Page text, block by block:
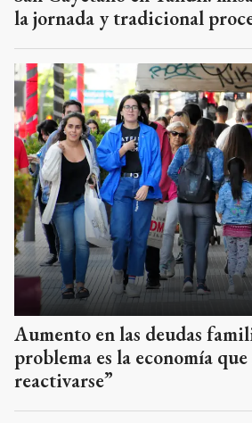
la jornada y tradicional
Aumento en las deudas
problema es la economía
reactivarse”